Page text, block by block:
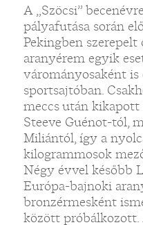
A „Szöcsi”
pályafutása során
Pekingben
aranyérem egyik
várományosaként is
sportsajtóban.
meccs után
Steeve Guénot-tól,
Miliántól, így a
kilogrammosok
Négy évvel később
Európa-bajnoki
bronzérmesként
között próbálkozott.